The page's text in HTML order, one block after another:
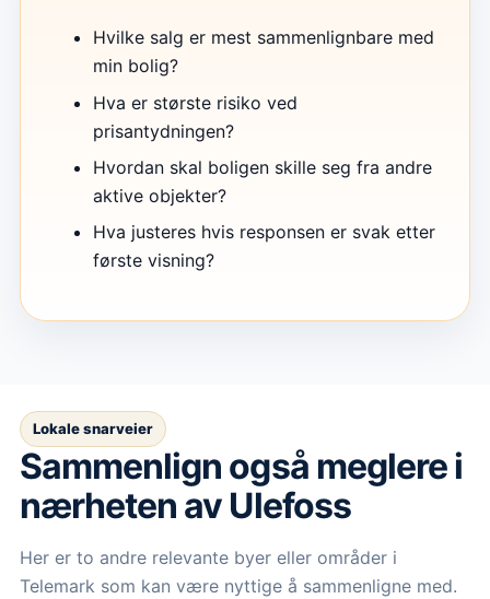
Hvilke salg er mest sammenlignbare med
min bolig?
Hva er største risiko ved
prisantydningen?
Hvordan skal boligen skille seg fra andre
aktive objekter?
Hva justeres hvis responsen er svak etter
første visning?
Lokale snarveier
Sammenlign også meglere i
nærheten av Ulefoss
Her er to andre relevante byer eller områder i
Telemark som kan være nyttige å sammenligne med.